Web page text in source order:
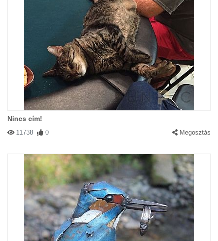
Nincs cím!
11738 0 Megosztás